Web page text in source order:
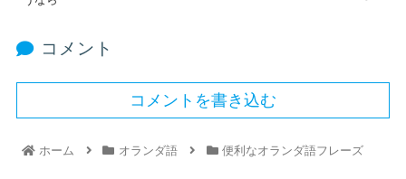
コメント
コメントを書き込む
ホーム オランダ語 便利なオランダ語フレーズ